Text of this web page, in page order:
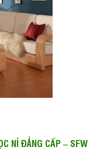
NỈ ĐẲNG CẤP – SFW